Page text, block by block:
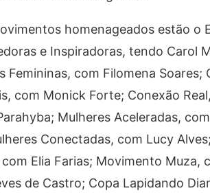
homenageados estão o
e Inspiradoras, tendo Carol
Femininas, com Filomena
com Monick Forte; Conexão
Mulheres Aceleradas,
Conectadas, com Lucy
com Elia Farias; Movimento Muza,
de Castro; Copa Lapidando